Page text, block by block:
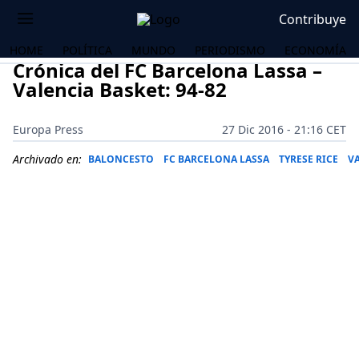
Contribuye
HOME POLÍTICA MUNDO PERIODISMO ECONOMÍA
Crónica del FC Barcelona Lassa –
Valencia Basket: 94-82
Europa Press
27 Dic 2016 - 21:16 CET
Archivado en: BALONCESTO FC BARCELONA LASSA TYRESE RICE